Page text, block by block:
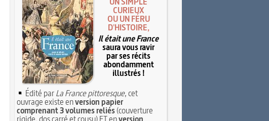
CURIEUX
OU UN FÉRU
D'HISTOIRE,
Il était une France
saura vous ravir
par ses récits
abondamment
illustrés !
Édité parLa France pittoresque, cet
ouvrage existe enversion papier
comprenant 3 volumes reliés(couverture